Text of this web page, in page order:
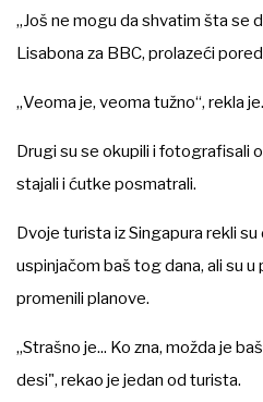
„Još ne mogu da shvatim šta se
Lisabona za BBC, prolazeći
„Veoma je, veoma tužno“, rekla je.
Drugi su se okupili i fotografisali
stajali i ćutke posmatrali.
Dvoje turista iz Singapura rekli
uspinjačom baš tog dana, ali su
promenili planove.
„Strašno je... Ko zna, možda je
desi", rekao je jedan od turista.